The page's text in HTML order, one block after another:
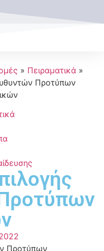
» Πειραματικά »
Προτύπων
Προτύπων